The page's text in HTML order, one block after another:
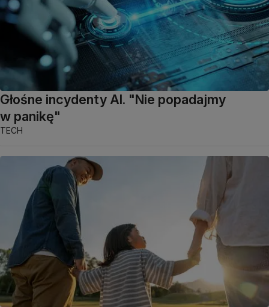
Głośne incydenty AI. "Nie popadajmy
w panikę"
TECH